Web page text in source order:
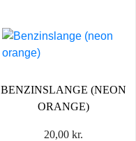
BENZINSLANGE (NEON
ORANGE)
20,00 kr.